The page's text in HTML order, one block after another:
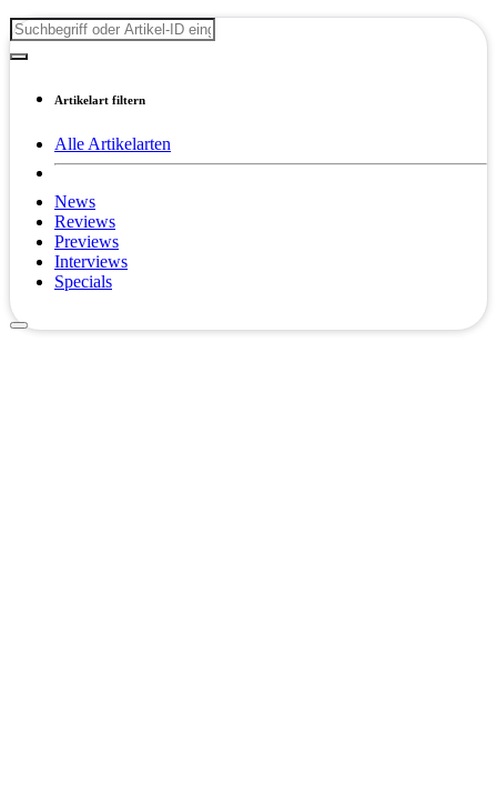
Artikelart filtern
Alle Artikelarten
News
Reviews
Previews
Interviews
Specials